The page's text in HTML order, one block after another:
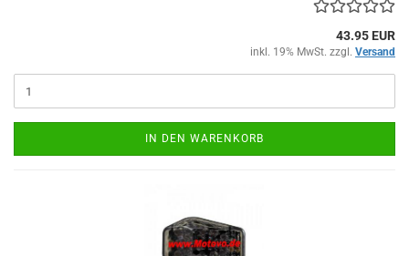
43.95 EUR
inkl. 19% MwSt. zzgl. Versand
IN DEN WARENKORB